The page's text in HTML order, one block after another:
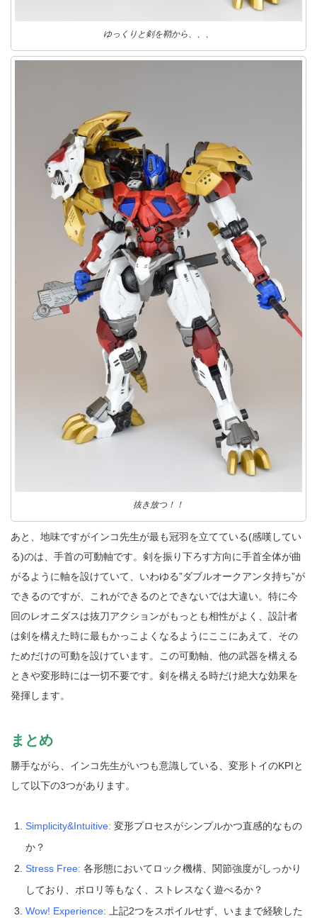
ゆっくりと剣を鞘から、、、
抜き放つ！！
あと、地味ですがインコ先生が最も冠羽を立てている(感嘆してい
る)のは、手首の可動軸です。剣を振り下ろす方向に手首全体が曲
がるように軸を設けていて、いわゆる”ダブルオークアンタ持ち”が
できるのですが、これができるのとできないでは大違い。特に今
回のレオニダスは抜刀アクションがもっとも相性がよく、設計者
は剣を構えた時に最もかっこよくなるようにここにあえて、その
ためだけの可動を設けています。この可動軸、他の武器を構える
ときや変形時には一切不要です。剣を構える時だけ絶大な効果を
発揮します。
まとめ
勝手ながら、インコ先生がいつも意識している、変形トイのKPIと
して以下の3つがあります。
Simplicity&Intuitive: 変形プロセスがシンプルかつ直感的なもの
か？
Stress Free: 各形態においてロック機構、関節強度がしっかり
しており、ポロリ等もなく、ストレスなく遊べるか？
Wow! Experience: 上記2つをスポイルせず、いままで経験した